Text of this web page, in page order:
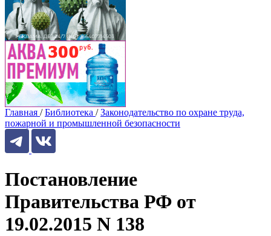
Главная / Библиотека / Законодательство по охране труда,
пожарной и промышленной безопасности
Постановление
Правительства РФ от
19.02.2015 N 138